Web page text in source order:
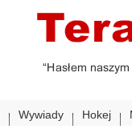
Wywiady Hokej